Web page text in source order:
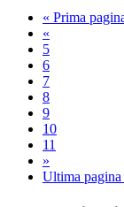
« Prima
«
5
6
7
8
9
10
11
»
Ultima pagina